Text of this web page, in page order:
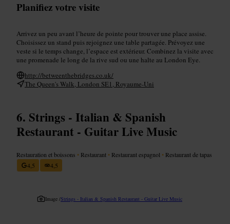
Planifiez votre visite
Arrivez un peu avant l’heure de pointe pour trouver une place assise.
Choisissez un stand puis rejoignez une table partagée. Prévoyez une
veste si le temps change, l’espace est extérieur. Combinez la visite avec
une promenade le long de la rive sud ou une halte au London Eye.
http://betweenthebridges.co.uk/
The Queen's Walk, London SE1, Royaume-Uni
Strings - Italian & Spanish
Restaurant - Guitar Live Music
Restauration et boissons • Restaurant • Restaurant espagnol • Restaurant de tapas
4,5
4,5
Image /Strings - Italian & Spanish Restaurant - Guitar Live Music